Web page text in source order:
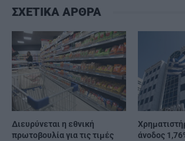
ΣΧΕΤΙΚΑ ΑΡΘΡΑ
Διευρύνεται η εθνική
πρωτοβουλία για τις τιμές
άνοδος